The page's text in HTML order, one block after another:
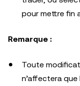
pour mettre fin
Remarque :
Toute
n’affectera